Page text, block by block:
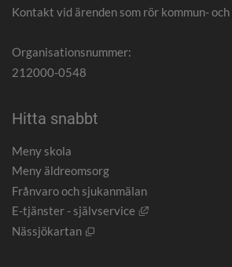
Kontakt vid ärenden som rör kommun-
Organisationsnummer:
212000-0548
Hitta snabbt
Meny skola
Meny äldreomsorg
Frånvaro och sjukanmälan
E-tjänster - självservice
Länk till annan
Nässjökartan
Öppnas i nytt fönster.